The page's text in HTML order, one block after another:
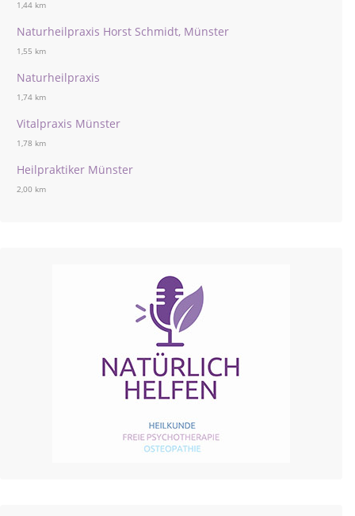
1,44 km
Naturheilpraxis Horst Schmidt, Münster
1,55 km
Naturheilpraxis
1,74 km
Vitalpraxis Münster
1,78 km
Heilpraktiker Münster
2,00 km